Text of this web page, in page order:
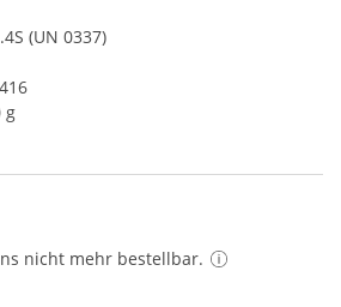
(UN 0337)
g
nicht mehr bestellbar.